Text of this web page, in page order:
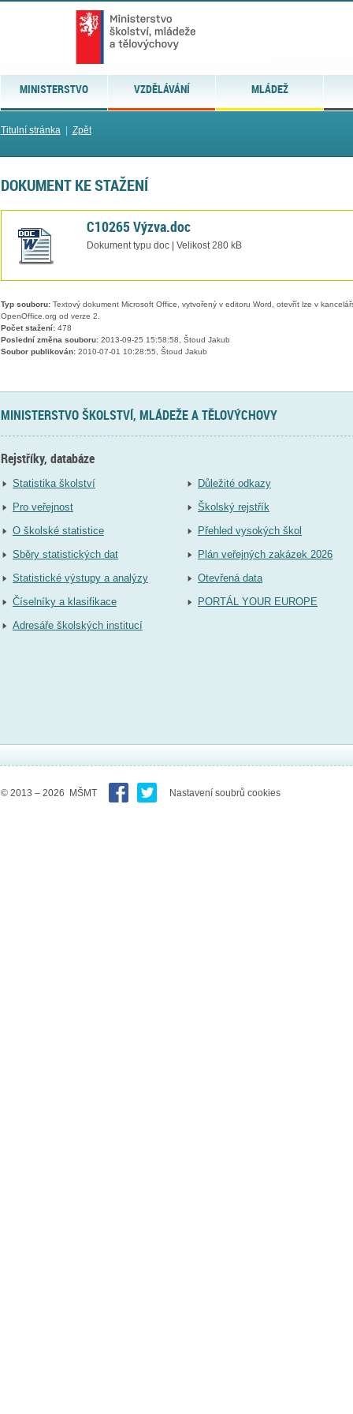
MINISTERSTVO VZDĚLÁVÁNÍ MLÁDEŽ
Titulní stránka| Zpět
DOKUMENT KE STAŽENÍ
C10265 Výzva.doc
Dokument typu doc | Velikost 280 kB
Typ souboru:Textový dokument Microsoft Office, vytvořený v editoru Word, otevřít lze v
OpenOffice.org od verze 2.
Počet stažení:478
Poslední změna souboru:2013-09-25 15:58:58, Štoud Jakub
Soubor publikován:2010-07-01 10:28:55, Štoud Jakub
MINISTERSTVO ŠKOLSTVÍ, MLÁDEŽE A TĚLOVÝCHOVY
Rejstříky, databáze
Statistika školství
Pro veřejnost
O školské statistice
Sběry statistických dat
Statistické výstupy a analýzy
Číselníky a klasifikace
Adresáře školských institucí
Důležité odkazy
Školský rejstřík
Přehled vysokých škol
Plán veřejných zakázek 2026
Otevřená data
PORTÁL YOUR EUROPE
© 2013 – 2026 MŠMT Nastavení soubrů cookies